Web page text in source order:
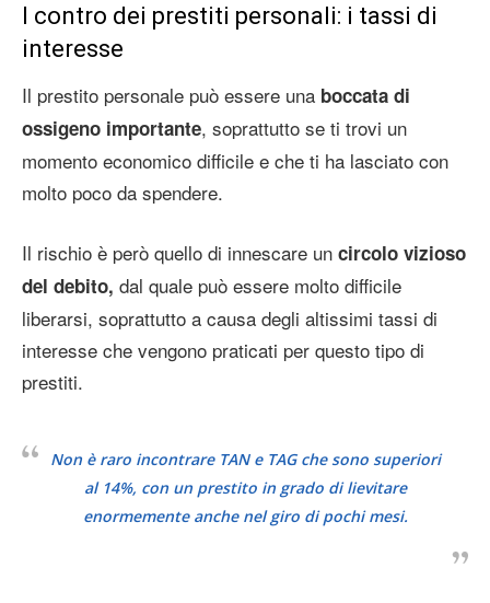
I contro dei prestiti personali: i tassi di
interesse
Il prestito personale può essere una boccata di
ossigeno importante, soprattutto se ti trovi un
momento economico difficile e che ti ha lasciato con
molto poco da spendere.
Il rischio è però quello di innescare un circolo vizioso
del debito, dal quale può essere molto difficile
liberarsi, soprattutto a causa degli altissimi tassi di
interesse che vengono praticati per questo tipo di
prestiti.
Non è raro incontrare TAN e TAG che sono superiori
al 14%, con un prestito in grado di lievitare
enormemente anche nel giro di pochi mesi.